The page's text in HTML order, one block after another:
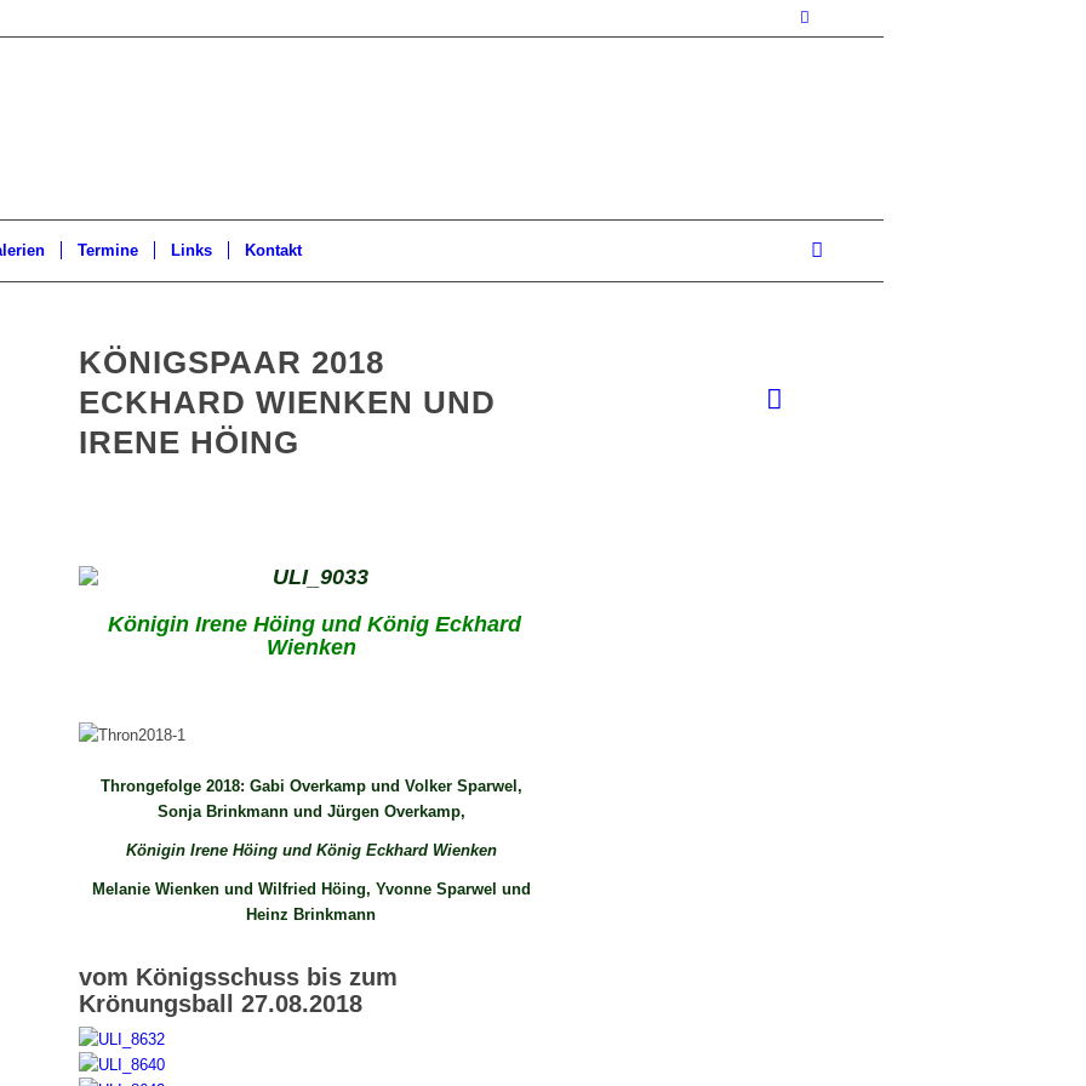
Termine Links Kontakt
KÖNIGSPAAR 2018
ECKHARD WIENKEN UND
IRENE HÖING
Königin Irene Höing und König Eckhard
Wienken
Throngefolge 2018: Gabi Overkamp und Volker Sparwel,
Sonja Brinkmann und Jürgen Overkamp,
Königin Irene Höing und König Eckhard Wienken
Melanie Wienken und Wilfried Höing, Yvonne Sparwel und
Heinz Brinkmann
vom Königsschuss bis zum
Krönungsball 27.08.2018